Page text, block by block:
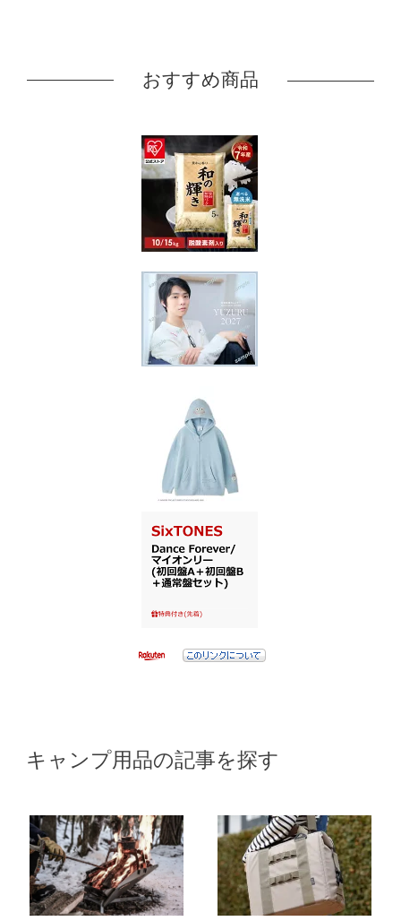
おすすめ商品
キャンプ用品の記事を探す